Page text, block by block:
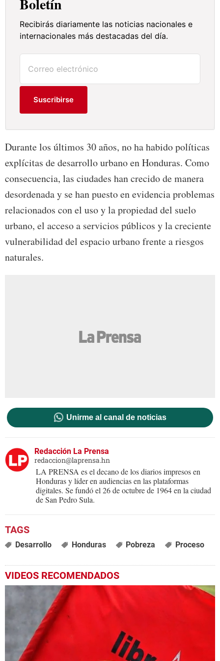
Boletín
Recibirás diariamente las noticias nacionales e
internacionales más destacadas del día.
Suscribirse
Durante los últimos 30 años, no ha habido políticas
explícitas de desarrollo urbano en Honduras. Como
consecuencia, las ciudades han crecido de manera
desordenada y se han puesto en evidencia problemas
relacionados con el uso y la propiedad del suelo
urbano, el acceso a servicios públicos y la creciente
vulnerabilidad del espacio urbano frente a riesgos
naturales.
Unirme al canal de noticias
Redacción La Prensa
redaccion@laprensa.hn
LA PRENSA es el decano de los diarios impresos en
Honduras y líder en audiencias en las plataformas
digitales. Se fundó el 26 de octubre de 1964 en la ciudad
de San Pedro Sula.
Desarrollo Honduras Pobreza Proceso
VIDEOS RECOMENDADOS